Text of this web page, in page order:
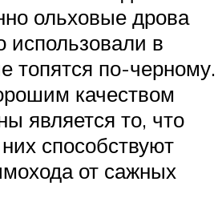
ольховые дрова
использовали в
топятся по-черному.
качеством
является то, что
способствуют
от сажных